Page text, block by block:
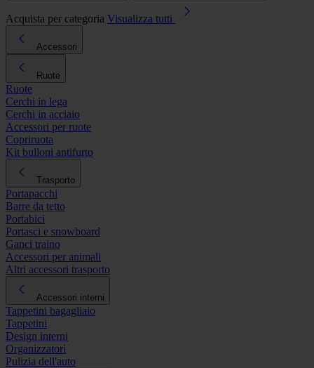
Acquista per categoria Visualizza tutti
Accessori
Ruote
Ruote
Cerchi in lega
Cerchi in acciaio
Accessori per ruote
Copriruota
Kit bulloni antifurto
Trasporto
Portapacchi
Barre da tetto
Portabici
Portasci e snowboard
Ganci traino
Accessori per animali
Altri accessori trasporto
Accessori interni
Tappetini bagagliaio
Tappetini
Design interni
Organizzatori
Pulizia dell'auto